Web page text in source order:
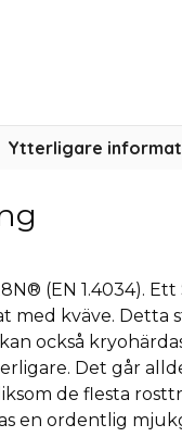
Ytterligare
(EN 1.4034).
med kväve. Detta
också
Det går
de flesta
en ordentlig